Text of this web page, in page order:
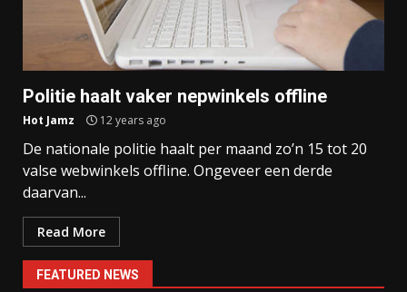
Politie haalt vaker nepwinkels offline
Hot Jamz 12 years ago
De nationale politie haalt per maand zo’n 15 tot 20
valse webwinkels offline. Ongeveer een derde
daarvan...
Read More
FEATURED NEWS